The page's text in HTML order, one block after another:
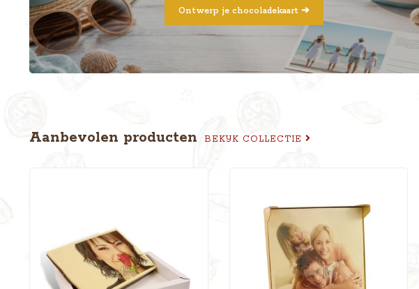
Ontwerp je chocoladekaart ➔
Aanbevolen producten BEKIJK COLLECTIE